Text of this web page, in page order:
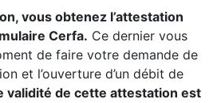
vous obtenez l’attestation
Cerfa. Ce dernier vous
de faire votre demande de
et l’ouverture d’un débit de
validité de cette attestation est